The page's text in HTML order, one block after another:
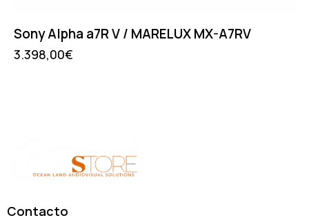
Sony Alpha a7R V / MARELUX MX-A7RV
3.398,00€
Contacto